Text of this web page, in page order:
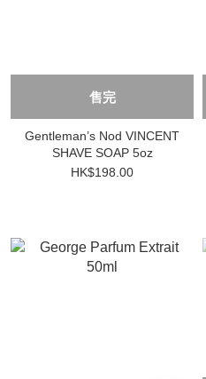
售完
Gentleman’s Nod VINCENT
SHAVE SOAP 5oz
HK$198.00